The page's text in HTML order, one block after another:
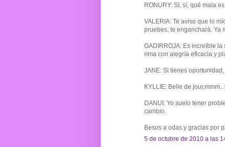
RONURY: Sí, sí, qué mala
VALERIA: Te aviso que lo
pruebes, te enganchará. Ya
GADIRROJA: Es increíble
rima con alegría eficacia y
JANE: Si tienes
KYLLIE: Belle de
DANUI: Yo suelo tener
cambio.
Besos a odas y gracias por
5 de octubre de 2010 a las